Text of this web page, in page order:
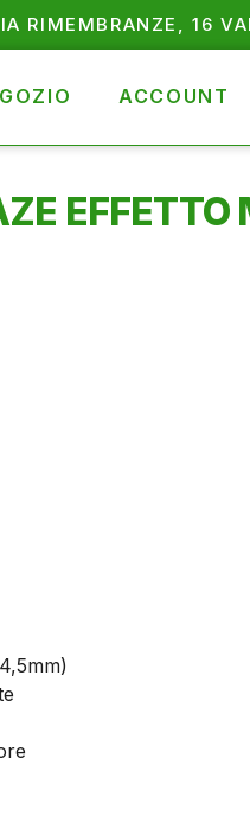
RIMEMBRANZE, 16
ACCOUNT
EFFETTO